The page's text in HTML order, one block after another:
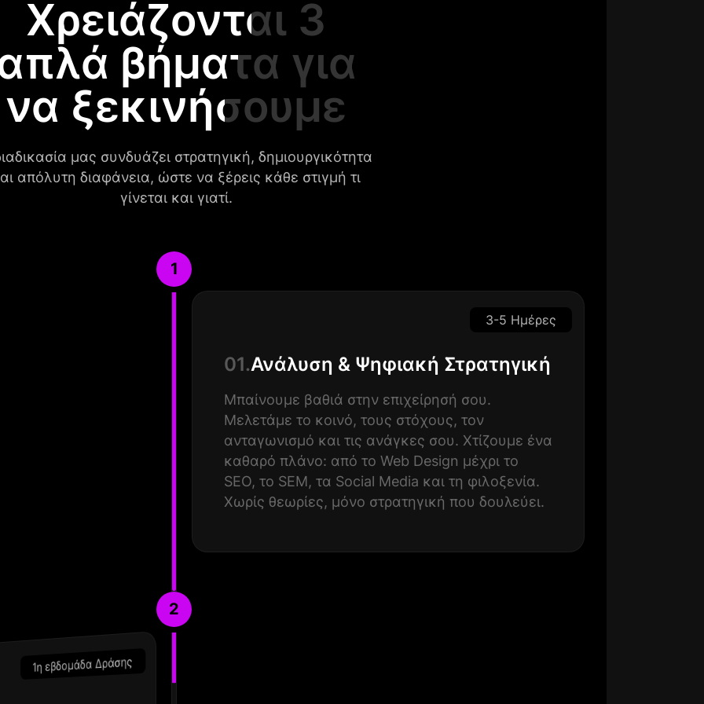
Χρειάζονται 3
βήματα για
να ξεκινήσουμε
μας συνδυάζει στρατηγική, δημιουργικότητα
απόλυτη διαφάνεια, ώστε να ξέρεις κάθε στιγμή τι
γίνεται και γιατί.
1
3-5 Ημέρες
01.Ανάλυση & Ψηφιακή Στρατηγική
Μπαίνουμε βαθιά στην επιχείρησή σου.
Μελετάμε το κοινό, τους στόχους, τον
ανταγωνισμό και τις ανάγκες σου. Χτίζουμε ένα
καθαρό πλάνο: από το Web Design μέχρι το
SEO, το SEM, τα Social Media και τη φιλοξενία.
Χωρίς θεωρίες, μόνο στρατηγική που δουλεύει.
2
1η εβδομάδα Δράσης